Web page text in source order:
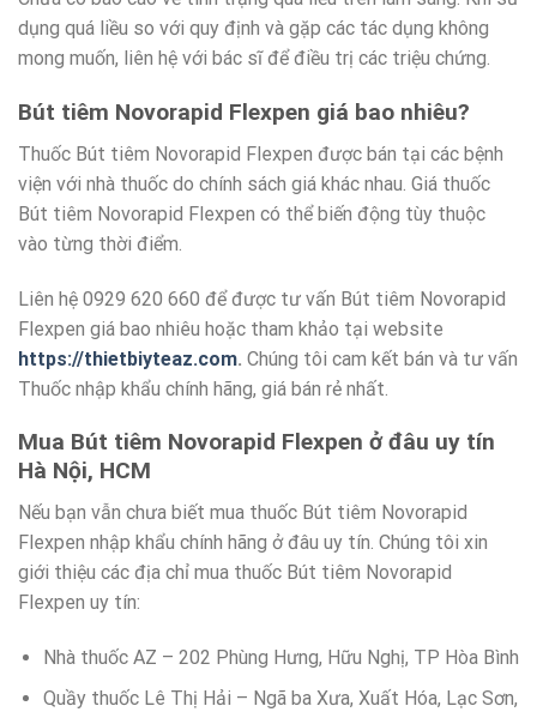
dụng quá liều so với quy định và gặp các tác dụng không
mong muốn, liên hệ với bác sĩ để điều trị các triệu chứng.
Bút tiêm Novorapid Flexpen giá bao nhiêu?
Thuốc Bút tiêm Novorapid Flexpen được bán tại các bệnh
viện với nhà thuốc do chính sách giá khác nhau. Giá thuốc
Bút tiêm Novorapid Flexpen có thể biến động tùy thuộc
vào từng thời điểm.
Liên hệ 0929 620 660 để được tư vấn Bút tiêm Novorapid
Flexpen giá bao nhiêu hoặc tham khảo tại website
https://thietbiyteaz.com. Chúng tôi cam kết bán và tư vấn
Thuốc nhập khẩu chính hãng, giá bán rẻ nhất.
Mua Bút tiêm Novorapid Flexpen ở đâu uy tín
Hà Nội, HCM
Nếu bạn vẫn chưa biết mua thuốc Bút tiêm Novorapid
Flexpen nhập khẩu chính hãng ở đâu uy tín. Chúng tôi xin
giới thiệu các địa chỉ mua thuốc Bút tiêm Novorapid
Flexpen uy tín:
Nhà thuốc AZ – 202 Phùng Hưng, Hữu Nghị, TP Hòa Bình
Quầy thuốc Lê Thị Hải – Ngã ba Xưa, Xuất Hóa, Lạc Sơn,